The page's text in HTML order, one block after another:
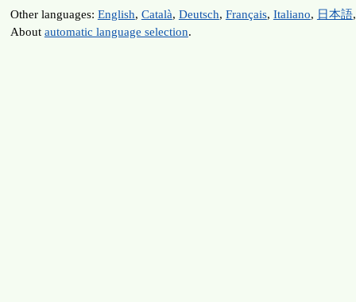
Other languages: English, Català, Deutsch, Français, Italiano, 日本語
About automatic language selection.